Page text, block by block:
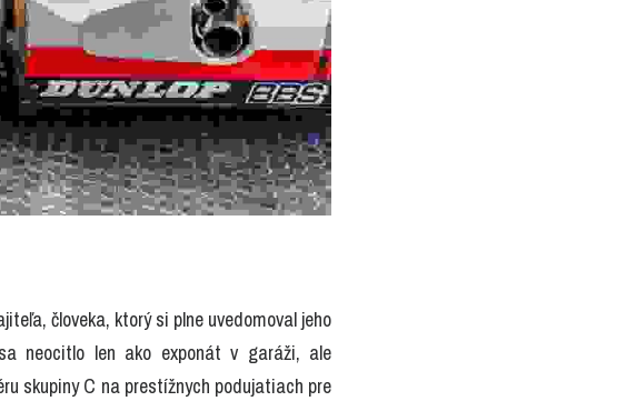
človeka, ktorý si plne uvedomoval jeho
neocitlo len ako exponát v garáži, ale
skupiny C na prestížnych podujatiach pre